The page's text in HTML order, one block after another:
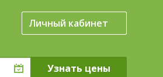
Личный кабинет